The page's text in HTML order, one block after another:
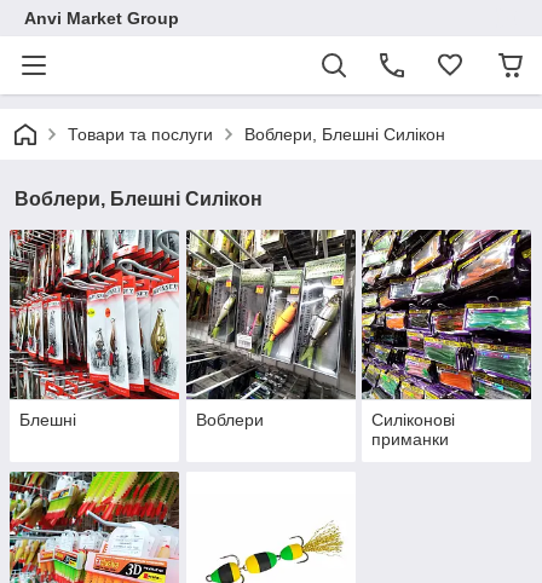
Anvi Market Group
Товари та послуги Воблери, Блешні Силікон
Воблери, Блешні Силікон
Блешні Воблери
Силіконові
приманки